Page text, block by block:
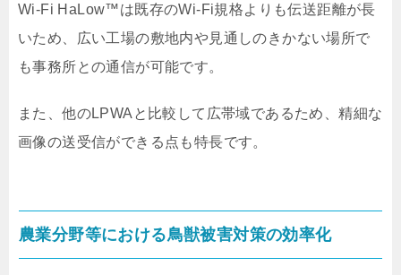
Wi-Fi HaLow™は既存のWi-Fi規格よりも伝送距離が長
いため、広い工場の敷地内や見通しのきかない場所で
も事務所との通信が可能です。
また、他のLPWAと比較して広帯域であるため、精細な
画像の送受信ができる点も特長です。
農業分野等における鳥獣被害対策の効率化